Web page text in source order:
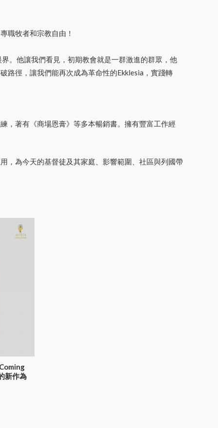
職牧者和宗教自由！
。他讓我們看見，初期教會就是一群激進的群眾，他
路徑，讓我們能再次成為革命性的Ekklesia，實踐轉
，著有《商場恩膏》等多本暢銷書。擁有豐富工作經
，為今天的基督徒及其家庭、影響範圍、社區與列國帶
新作為